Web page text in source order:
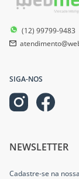
(12) 99799-9483
SIGA-NOS
NEWSLETTER
Cadastre-se na